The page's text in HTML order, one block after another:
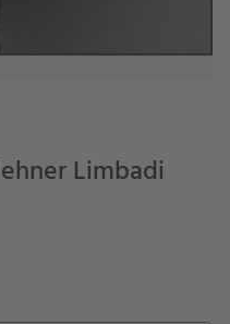
Limbadi